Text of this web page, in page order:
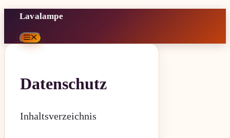
Zum
Inhalt
springen
Lavalampe
Menü
Datenschutz
Inhaltsverzeichnis